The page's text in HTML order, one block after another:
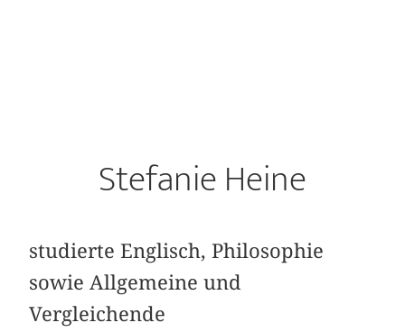
Stefanie Heine
studierte Englisch, Philosophie
sowie Allgemeine und
Vergleichende